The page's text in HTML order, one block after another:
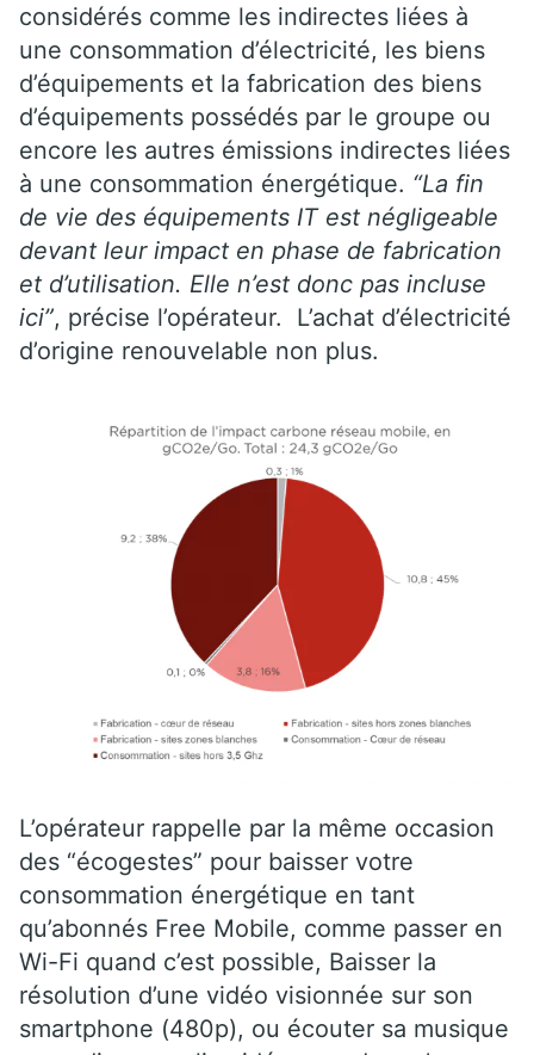
considérés comme les indirectes liées à
une consommation d’électricité, les biens
d’équipements et la fabrication des biens
d’équipements possédés par le groupe ou
encore les autres émissions indirectes liées
à une consommation énergétique. “La fin
de vie des équipements IT est négligeable
devant leur impact en phase de fabrication
et d’utilisation. Elle n’est donc pas incluse
ici”, précise l’opérateur. L’achat d’électricité
d’origine renouvelable non plus.
L’opérateur rappelle par la même occasion
des “écogestes” pour baisser votre
consommation énergétique en tant
qu’abonnés Free Mobile, comme passer en
Wi-Fi quand c’est possible, Baisser la
résolution d’une vidéo visionnée sur son
smartphone (480p), ou écouter sa musique